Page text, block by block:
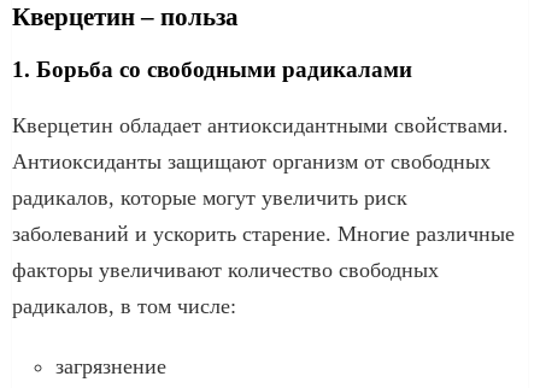
Кверцетин – польза
1. Борьба со свободными радикалами
Кверцетин обладает антиоксидантными свойствами.
Антиоксиданты защищают организм от свободных
радикалов, которые могут увеличить риск
заболеваний и ускорить старение. Многие различные
факторы увеличивают количество свободных
радикалов, в том числе:
загрязнение